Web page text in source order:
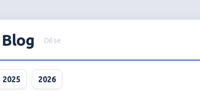
Dil se
2025 2026